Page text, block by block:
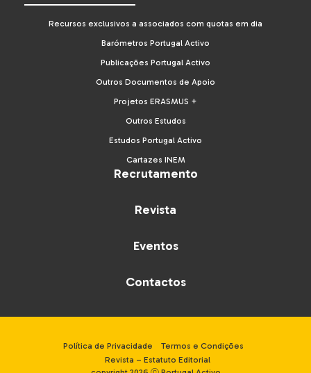
Recursos exclusivos a associados com quotas em dia
Barómetros Portugal Activo
Publicações Portugal Activo
Outros Documentos de Apoio
Projetos ERASMUS +
Outros Estudos
Estudos Portugal Activo
Cartazes INEM
Recrutamento
Revista
Eventos
Contactos
Política de Privacidade
Termos e Condições
Revista – Estatuto Editorial